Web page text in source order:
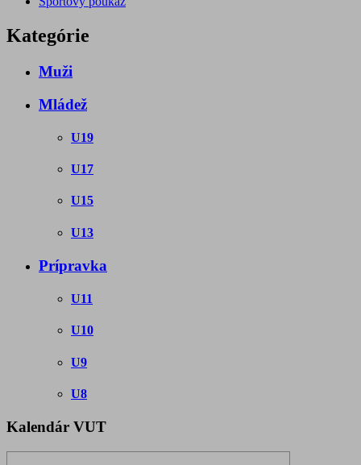
Kategórie
Muži
Mládež
U19
U17
U15
U13
Prípravka
U11
U10
U9
U8
Kalendár VUT